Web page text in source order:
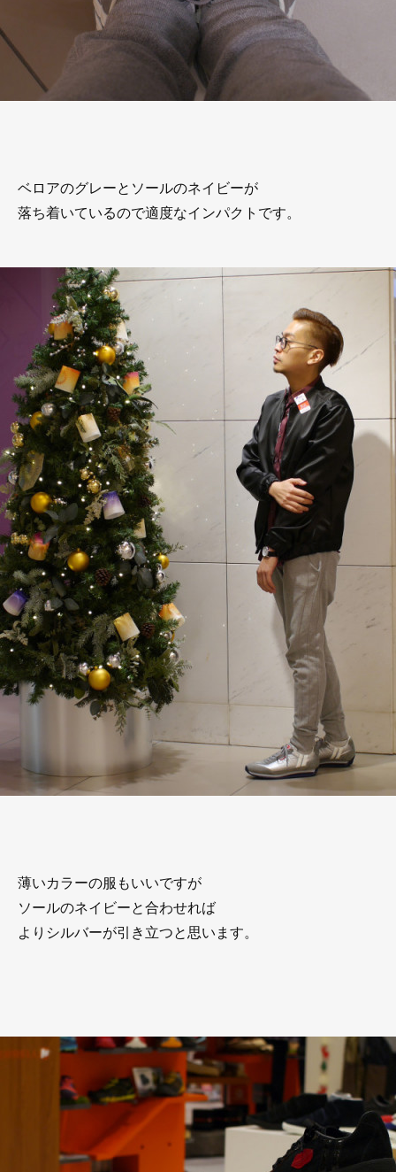
ベロアのグレーとソールのネイビーが
落ち着いているので適度なインパクトです。
薄いカラーの服もいいですが
ソールのネイビーと合わせれば
よりシルバーが引き立つと思います。